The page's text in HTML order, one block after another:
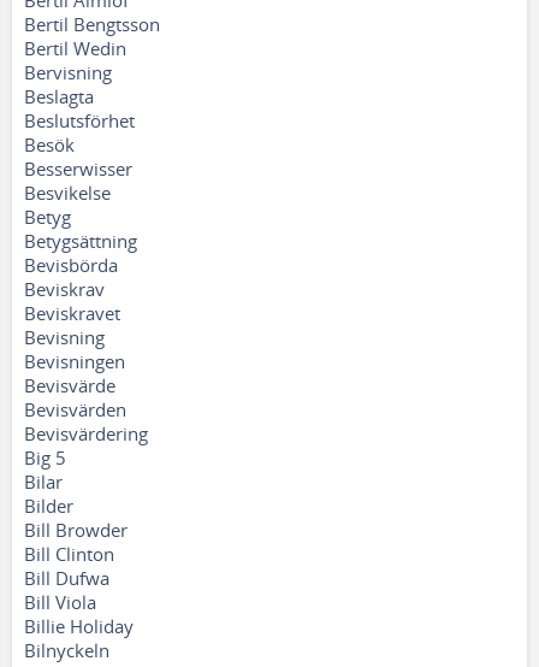
Bertil Bengtsson
Bertil Wedin
Bervisning
Beslagta
Beslutsförhet
Besök
Besserwisser
Besvikelse
Betyg
Betygsättning
Bevisbörda
Beviskrav
Beviskravet
Bevisning
Bevisningen
Bevisvärde
Bevisvärden
Bevisvärdering
Big 5
Bilar
Bilder
Bill Browder
Bill Clinton
Bill Dufwa
Bill Viola
Billie Holiday
Bilnyckeln